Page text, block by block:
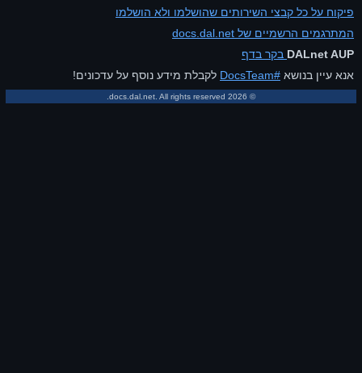
פיקוח על כל קבצי השירותים שהושלמו ולא הושלמו
המתרגמים הרשמיים של docs.dal.net
DALnet AUP בקר בדף
אנא עיין בנושא #DocsTeam לקבלת מידע נוסף על עדכונים!
© 2026 docs.dal.net. All rights reserved.